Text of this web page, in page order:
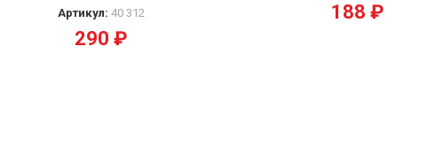
Артикул:40 312
290₽
188₽